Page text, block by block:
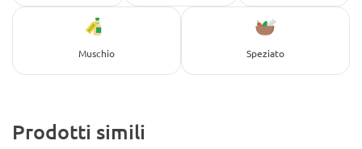
Muschio Speziato
Prodotti simili